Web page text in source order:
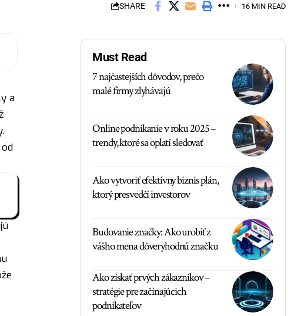
SHARE 16 MIN READ
a
Must Read
7 najčastejších dôvodov, prečo
malé firmy zlyhávajú
Online podnikanie v roku 2025 –
trendy, ktoré sa oplatí sledovať
Ako vytvoriť efektívny biznis plán,
ktorý presvedčí investorov
Budovanie značky: Ako urobiť z
vášho mena dôveryhodnú značku
Ako získať prvých zákazníkov –
stratégie pre začínajúcich
podnikateľov